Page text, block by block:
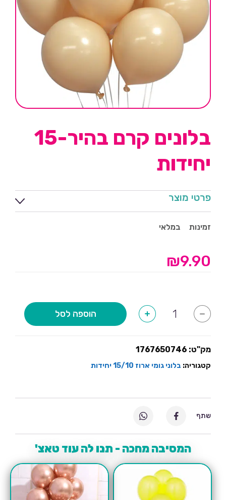
בלונים קרם בהיר-15
יחידות
פרטי מוצר
זמינות במלאי
₪9.90
-
של
יחידות
+ הוספה לסל
מק"ט: 1767650746
קטגוריה: בלוני גומי ארוז 15/10 יחידות
המסיבה מחכה - תנו לה עוד טאצ'
שתף